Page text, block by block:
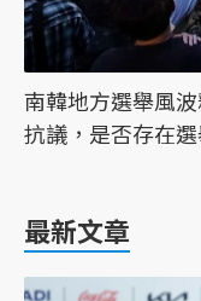
南韓地方選舉風
抗議，是否存在
最新文章